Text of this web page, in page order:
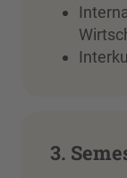
3.